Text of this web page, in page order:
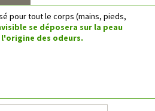
pour tout le corps (mains, pieds,
se déposera sur la peau
des odeurs.